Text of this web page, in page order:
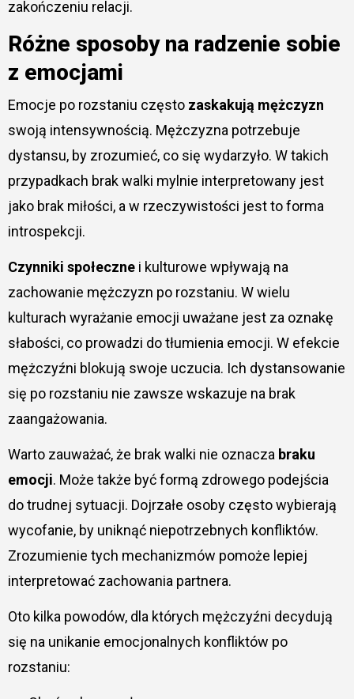
zakończeniu relacji.
Różne sposoby na radzenie sobie
z emocjami
Emocje po rozstaniu często zaskakują mężczyzn
swoją intensywnością. Mężczyzna potrzebuje
dystansu, by zrozumieć, co się wydarzyło. W takich
przypadkach brak walki mylnie interpretowany jest
jako brak miłości, a w rzeczywistości jest to forma
introspekcji.
Czynniki społecznei kulturowe wpływają na
zachowanie mężczyzn po rozstaniu. W wielu
kulturach wyrażanie emocji uważane jest za oznakę
słabości, co prowadzi do tłumienia emocji. W efekcie
mężczyźni blokują swoje uczucia. Ich dystansowanie
się po rozstaniu nie zawsze wskazuje na brak
zaangażowania.
Warto zauważać, że brak walki nie oznacza braku
emocji. Może także być formą zdrowego podejścia
do trudnej sytuacji. Dojrzałe osoby często wybierają
wycofanie, by uniknąć niepotrzebnych konfliktów.
Zrozumienie tych mechanizmów pomoże lepiej
interpretować zachowania partnera.
Oto kilka powodów, dla których mężczyźni decydują
się na unikanie emocjonalnych konfliktów po
rozstaniu: